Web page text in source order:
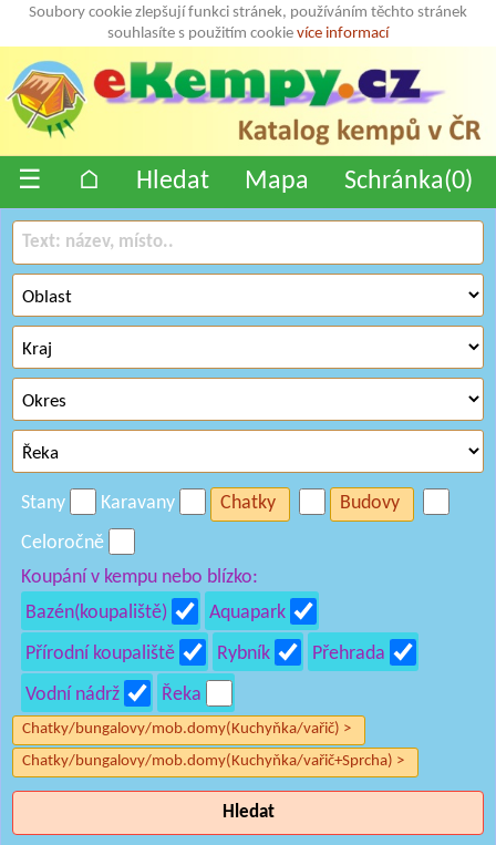
Soubory cookie zlepšují funkci stránek, používáním těchto stránek
souhlasíte s použitím cookie více informací
☰ ⌂ Hledat Mapa Schránka(0)
Stany Karavany Chatky
Budovy
Celoročně
Koupání v kempu nebo blízko:
Bazén(koupaliště)
Aquapark
Přírodní koupaliště
Rybník
Přehrada
Vodní nádrž
Řeka
Chatky/bungalovy/mob.domy(Kuchyňka/vařič) >
Chatky/bungalovy/mob.domy(Kuchyňka/vařič+Sprcha) >
Hledat